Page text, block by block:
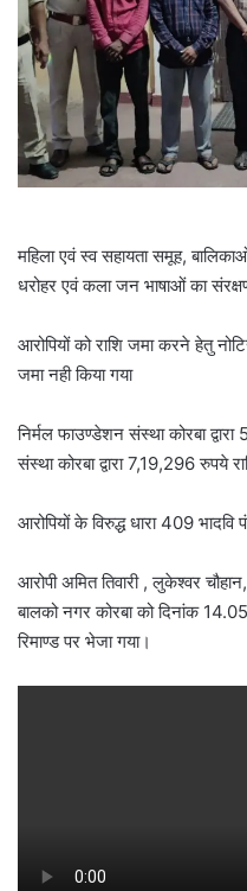
महिला एवं स्व सहायता समूह,
धरोहर एवं कला जन भाषाओं का
आरोपियों को राशि जमा करने हेतु
जमा नही किया गया
निर्मल फाउण्डेशन संस्था कोरबा
संस्था कोरबा द्वारा 7,19,296 रुपये
आरोपियों के विरुद्ध धारा 409 भादवि
आरोपी अमित तिवारी , लुकेश्वर
बालको नगर कोरबा को दिनांक
रिमाण्ड पर भेजा गया।